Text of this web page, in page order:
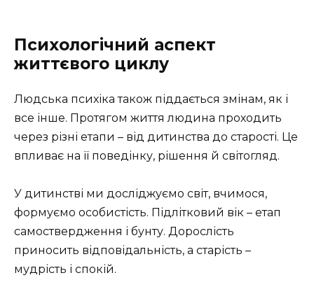
Психологічний аспект
життєвого циклу
Людська психіка також піддається змінам, як і
все інше. Протягом життя людина проходить
через різні етапи – від дитинства до старості. Це
впливає на її поведінку, рішення й світогляд.
У дитинстві ми досліджуємо світ, вчимося,
формуємо особистість. Підлітковий вік – етап
самоствердження і бунту. Дорослість
приносить відповідальність, а старість –
мудрість і спокій.